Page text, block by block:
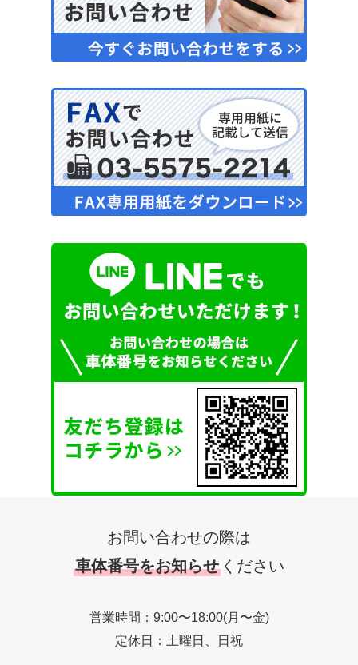
お問い合わせの際は
車体番号をお知らせ ください
営業時間：9:00〜18:00(月〜金)
定休日：土曜日、日祝